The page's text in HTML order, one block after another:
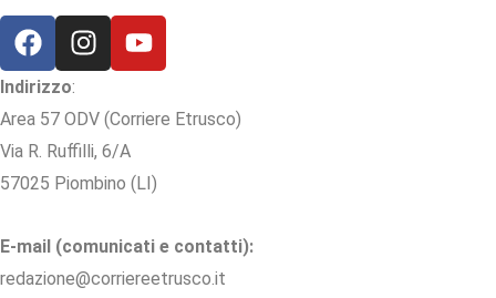
Indirizzo:
Area 57 ODV (Corriere Etrusco)
Via R. Ruffilli, 6/A
57025 Piombino (LI)
E-mail (comunicati e contatti):
redazione@corriereetrusco.it